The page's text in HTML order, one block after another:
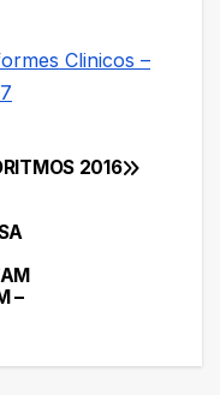
Clinicos –
2016
–